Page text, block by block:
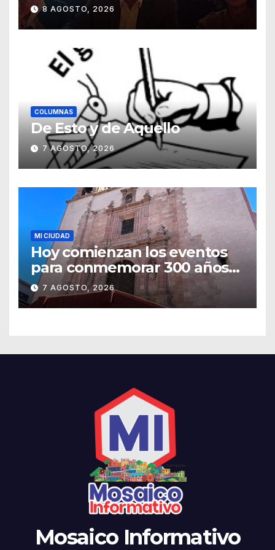
Guanajuato
8 AGOSTO, 2026
COLUMNAS
De Esto y de Aquello
7 AGOSTO, 2026
MI CIUDAD
Hoy comienzan los eventos
para conmemorar 300 años
del templo de San Roque
7 AGOSTO, 2026
Mosaico Informativo